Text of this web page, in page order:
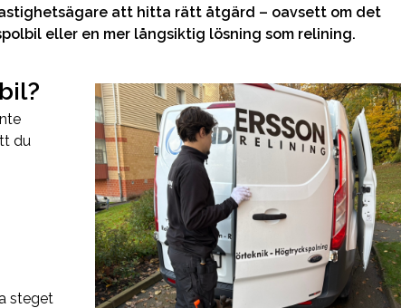
att hitta rätt åtgärd – oavsett om det
eller en mer långsiktig lösning som relining.
du
steget